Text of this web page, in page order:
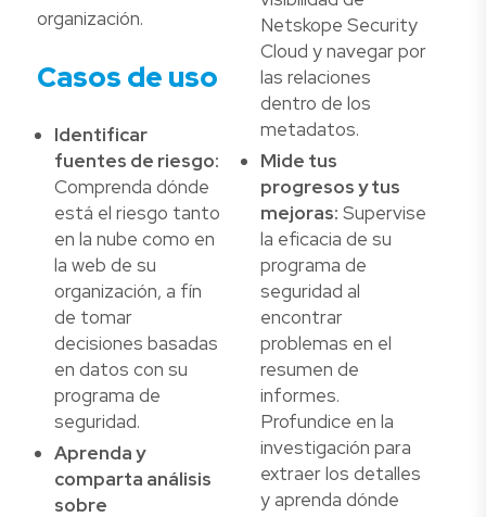
organización.
Casos de uso
Identificar
fuentes de riesgo:
Comprenda dónde
está el riesgo tanto
en la nube como en
la web de su
organización, a fín
de tomar
decisiones basadas
en datos con su
programa de
seguridad.
Aprenda y
comparta análisis
sobre
Netskope Security
Cloud y navegar por
las relaciones
dentro de los
metadatos.
Mide tus
progresos y tus
mejoras: Supervise
la eficacia de su
programa de
seguridad al
encontrar
problemas en el
resumen de
informes.
Profundice en la
investigación para
extraer los detalles
y aprenda dónde